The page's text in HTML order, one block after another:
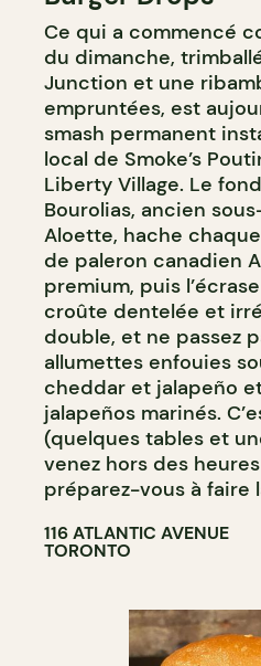
Ce qui a commencé
du dimanche,
Junction et une
empruntées, est
smash permanent
local de Smoke’s
Liberty Village. Le
Bourolias, ancien
Aloette, hache
de paleron canadien
premium, puis
croûte dentelée et
double, et ne passez
allumettes enfouies
cheddar et jalapeño
jalapeños marinés.
(quelques tables et
venez hors des
préparez-vous à faire
116 ATLANTIC AVENUE
TORONTO